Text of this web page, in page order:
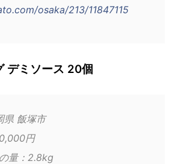
osaka/213/11847115
デミソース 20個
県 飯塚市
円
量：2.8kg